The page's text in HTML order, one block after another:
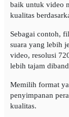
baik untuk video
kualitas
Sebagai contoh,
suara yang lebih
video, resolusi
lebih tajam
Memilih format
penyimpanan
kualitas.